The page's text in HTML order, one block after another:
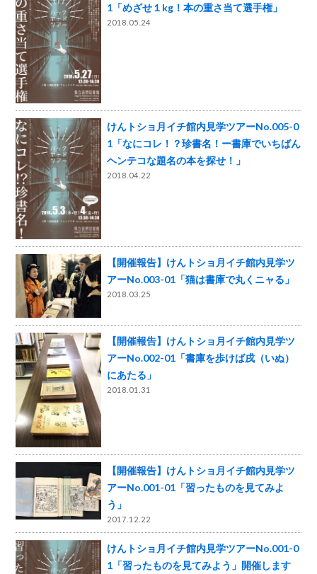
1「めざせ１kg！本の重さ当て選手権」
2018.05.24
けんトショ月イチ館内見学ツアーNo.005-0
1「なにコレ！？珍書名！ー書庫でいちばん
ヘンテコな題名の本を探せ！」
2018.04.22
【開催報告】けんトショ月イチ館内見学ツ
アーNo.003-01「猫は書庫で丸くニャる」
2018.03.25
【開催報告】けんトショ月イチ館内見学ツ
アーNo.002-01「書庫を歩けば戌（いぬ）
にあたる」
2018.01.31
【開催報告】けんトショ月イチ館内見学ツ
アーNo.001-01「習ったものを見てみよ
う」
2017.12.22
けんトショ月イチ館内見学ツアーNo.001-0
1「習ったものを見てみよう」開催します